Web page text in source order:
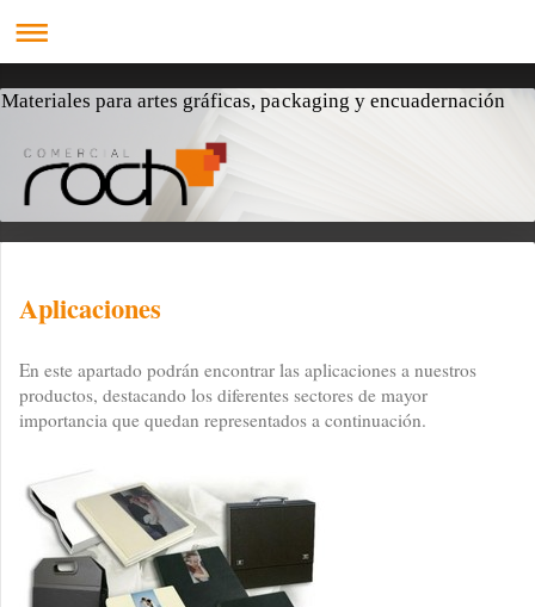
Materiales para artes gráficas, packaging y encuadernación
Aplicaciones
En este apartado podrán encontrar las aplicaciones a nuestros
productos, destacando los diferentes sectores de mayor
importancia que quedan representados a continuación.